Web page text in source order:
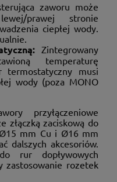
zaworu może
prawej stronie
ciepłej wody.
Zintegrowany
temperaturę
termostatyczny musi
wody (poza MONO
przyłączeniowe
złączką zaciskową do
mm Cu i Ø16 mm
dalszych akcesoriów.
rur dopływowych
zastosowanie rozetek